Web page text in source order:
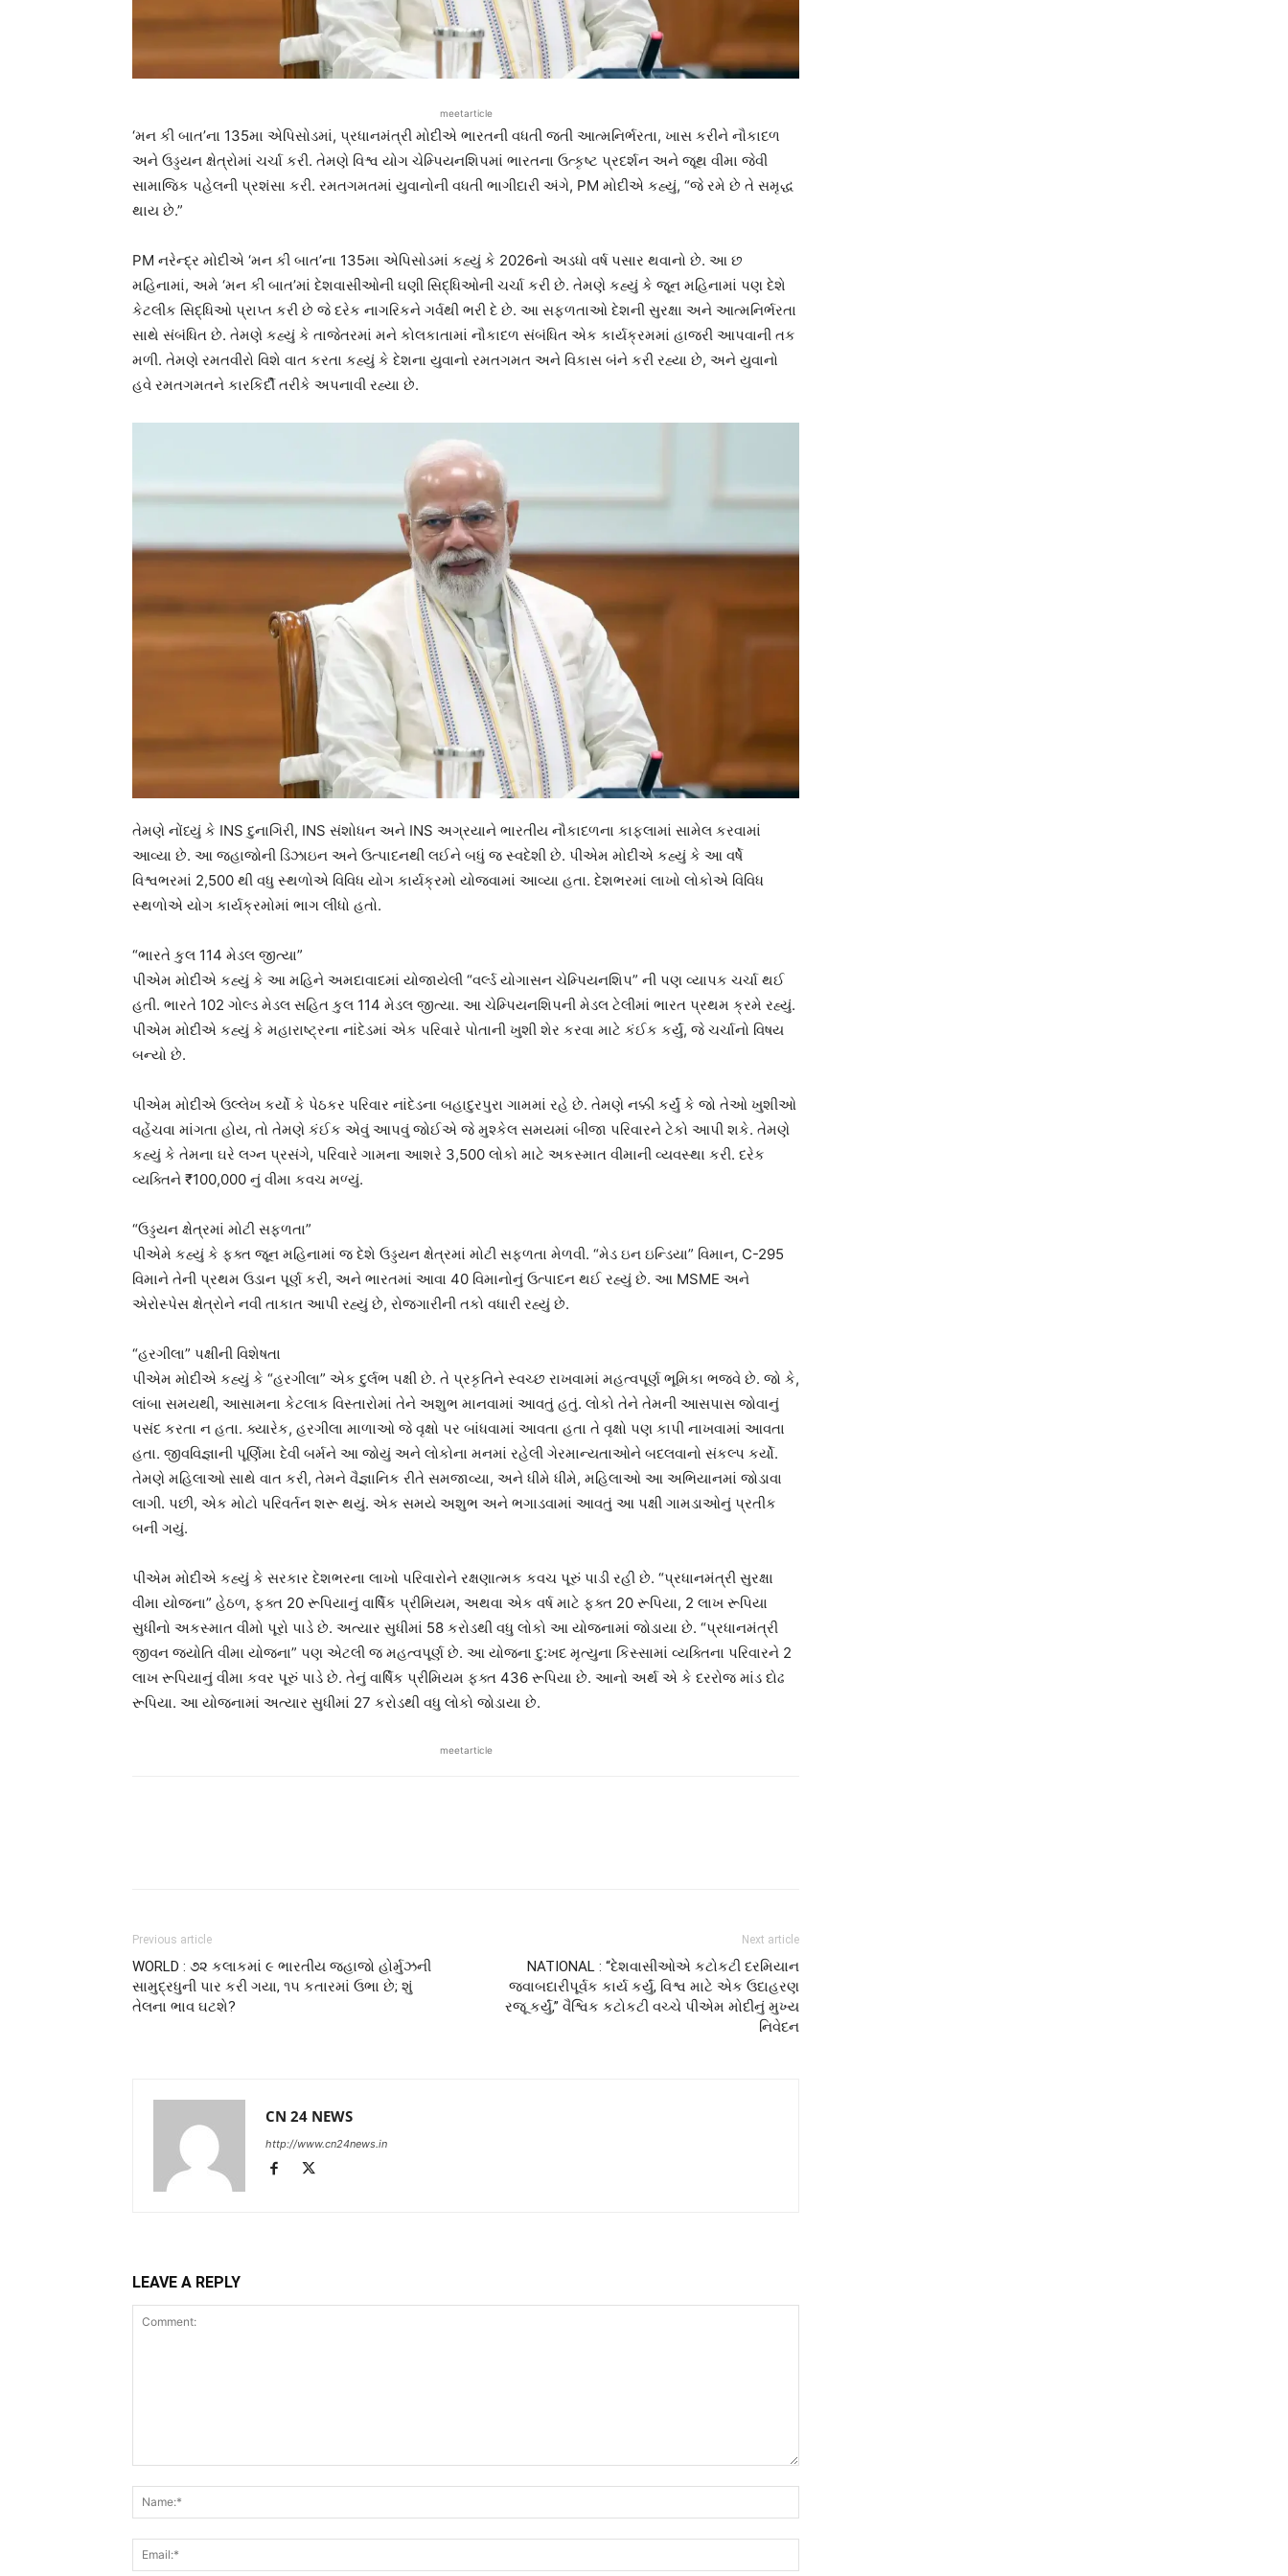
meetarticle
‘મન કી બાત’ના 135મા એપિસોડમાં, પ્રધાનમંત્રી મોદીએ ભારતની વધતી જતી આત્મનિર્ભરતા, ખાસ કરીને નૌકાદળ
અને ઉડ્ડયન ક્ષેત્રોમાં ચર્ચા કરી. તેમણે વિશ્વ યોગ ચેમ્પિયનશિપમાં ભારતના ઉત્કૃષ્ટ પ્રદર્શન અને જૂથ વીમા જેવી
સામાજિક પહેલની પ્રશંસા કરી. રમતગમતમાં યુવાનોની વધતી ભાગીદારી અંગે, PM મોદીએ કહ્યું, “જે રમે છે તે સમૃદ્ધ
થાય છે.”
PM નરેન્દ્ર મોદીએ ‘મન કી બાત’ના 135મા એપિસોડમાં કહ્યું કે 2026નો અડધો વર્ષ પસાર થવાનો છે. આ છ
મહિનામાં, અમે ‘મન કી બાત’માં દેશવાસીઓની ઘણી સિદ્ધિઓની ચર્ચા કરી છે. તેમણે કહ્યું કે જૂન મહિનામાં પણ દેશે
કેટલીક સિદ્ધિઓ પ્રાપ્ત કરી છે જે દરેક નાગરિકને ગર્વથી ભરી દે છે. આ સફળતાઓ દેશની સુરક્ષા અને આત્મનિર્ભરતા
સાથે સંબંધિત છે. તેમણે કહ્યું કે તાજેતરમાં મને કોલકાતામાં નૌકાદળ સંબંધિત એક કાર્યક્રમમાં હાજરી આપવાની તક
મળી. તેમણે રમતવીરો વિશે વાત કરતા કહ્યું કે દેશના યુવાનો રમતગમત અને વિકાસ બંને કરી રહ્યા છે, અને યુવાનો
હવે રમતગમતને કારકિર્દી તરીકે અપનાવી રહ્યા છે.
તેમણે નોંધ્યું કે INS દુનાગિરી, INS સંશોધન અને INS અગ્રયાને ભારતીય નૌકાદળના કાફલામાં સામેલ કરવામાં
આવ્યા છે. આ જહાજોની ડિઝાઇન અને ઉત્પાદનથી લઈને બધું જ સ્વદેશી છે. પીએમ મોદીએ કહ્યું કે આ વર્ષે
વિશ્વભરમાં 2,500 થી વધુ સ્થળોએ વિવિધ યોગ કાર્યક્રમો યોજવામાં આવ્યા હતા. દેશભરમાં લાખો લોકોએ વિવિધ
સ્થળોએ યોગ કાર્યક્રમોમાં ભાગ લીધો હતો.
“ભારતે કુલ 114 મેડલ જીત્યા”
પીએમ મોદીએ કહ્યું કે આ મહિને અમદાવાદમાં યોજાયેલી “વર્લ્ડ યોગાસન ચેમ્પિયનશિપ” ની પણ વ્યાપક ચર્ચા થઈ
હતી. ભારતે 102 ગોલ્ડ મેડલ સહિત કુલ 114 મેડલ જીત્યા. આ ચેમ્પિયનશિપની મેડલ ટેલીમાં ભારત પ્રથમ ક્રમે રહ્યું.
પીએમ મોદીએ કહ્યું કે મહારાષ્ટ્રના નાંદેડમાં એક પરિવારે પોતાની ખુશી શેર કરવા માટે કંઈક કર્યું, જે ચર્ચાનો વિષય
બન્યો છે.
પીએમ મોદીએ ઉલ્લેખ કર્યો કે પેઠકર પરિવાર નાંદેડના બહાદુરપુરા ગામમાં રહે છે. તેમણે નક્કી કર્યું કે જો તેઓ ખુશીઓ
વહેંચવા માંગતા હોય, તો તેમણે કંઈક એવું આપવું જોઈએ જે મુશ્કેલ સમયમાં બીજા પરિવારને ટેકો આપી શકે. તેમણે
કહ્યું કે તેમના ઘરે લગ્ન પ્રસંગે, પરિવારે ગામના આશરે 3,500 લોકો માટે અકસ્માત વીમાની વ્યવસ્થા કરી. દરેક
વ્યક્તિને ₹100,000 નું વીમા કવચ મળ્યું.
“ઉડ્ડયન ક્ષેત્રમાં મોટી સફળતા”
પીએમે કહ્યું કે ફક્ત જૂન મહિનામાં જ દેશે ઉડ્ડયન ક્ષેત્રમાં મોટી સફળતા મેળવી. “મેડ ઇન ઇન્ડિયા” વિમાન, C-295
વિમાને તેની પ્રથમ ઉડાન પૂર્ણ કરી, અને ભારતમાં આવા 40 વિમાનોનું ઉત્પાદન થઈ રહ્યું છે. આ MSME અને
એરોસ્પેસ ક્ષેત્રોને નવી તાકાત આપી રહ્યું છે, રોજગારીની તકો વધારી રહ્યું છે.
“હરગીલા” પક્ષીની વિશેષતા
પીએમ મોદીએ કહ્યું કે “હરગીલા” એક દુર્લભ પક્ષી છે. તે પ્રકૃતિને સ્વચ્છ રાખવામાં મહત્વપૂર્ણ ભૂમિકા ભજવે છે. જો કે,
લાંબા સમયથી, આસામના કેટલાક વિસ્તારોમાં તેને અશુભ માનવામાં આવતું હતું. લોકો તેને તેમની આસપાસ જોવાનું
પસંદ કરતા ન હતા. ક્યારેક, હરગીલા માળાઓ જે વૃક્ષો પર બાંધવામાં આવતા હતા તે વૃક્ષો પણ કાપી નાખવામાં આવતા
હતા. જીવવિજ્ઞાની પૂર્ણિમા દેવી બર્મને આ જોયું અને લોકોના મનમાં રહેલી ગેરમાન્યતાઓને બદલવાનો સંકલ્પ કર્યો.
તેમણે મહિલાઓ સાથે વાત કરી, તેમને વૈજ્ઞાનિક રીતે સમજાવ્યા, અને ધીમે ધીમે, મહિલાઓ આ અભિયાનમાં જોડાવા
લાગી. પછી, એક મોટો પરિવર્તન શરૂ થયું. એક સમયે અશુભ અને ભગાડવામાં આવતું આ પક્ષી ગામડાઓનું પ્રતીક
બની ગયું.
પીએમ મોદીએ કહ્યું કે સરકાર દેશભરના લાખો પરિવારોને રક્ષણાત્મક કવચ પૂરું પાડી રહી છે. “પ્રધાનમંત્રી સુરક્ષા
વીમા યોજના” હેઠળ, ફક્ત 20 રૂપિયાનું વાર્ષિક પ્રીમિયમ, અથવા એક વર્ષ માટે ફક્ત 20 રૂપિયા, 2 લાખ રૂપિયા
સુધીનો અકસ્માત વીમો પૂરો પાડે છે. અત્યાર સુધીમાં 58 કરોડથી વધુ લોકો આ યોજનામાં જોડાયા છે. “પ્રધાનમંત્રી
જીવન જ્યોતિ વીમા યોજના” પણ એટલી જ મહત્વપૂર્ણ છે. આ યોજના દુ:ખદ મૃત્યુના કિસ્સામાં વ્યક્તિના પરિવારને 2
લાખ રૂપિયાનું વીમા કવર પૂરું પાડે છે. તેનું વાર્ષિક પ્રીમિયમ ફક્ત 436 રૂપિયા છે. આનો અર્થ એ કે દરરોજ માંડ દોઢ
રૂપિયા. આ યોજનામાં અત્યાર સુધીમાં 27 કરોડથી વધુ લોકો જોડાયા છે.
meetarticle
Previous article
WORLD : ૭૨ કલાકમાં ૯ ભારતીય જહાજો હોર્મુઝની
સામુદ્રધુની પાર કરી ગયા, ૧૫ કતારમાં ઉભા છે; શું
તેલના ભાવ ઘટશે?
Next article
NATIONAL : “દેશવાસીઓએ કટોકટી દરમિયાન
જવાબદારીપૂર્વક કાર્ય કર્યું, વિશ્વ માટે એક ઉદાહરણ
રજૂ કર્યું,” વૈશ્વિક કટોકટી વચ્ચે પીએમ મોદીનું મુખ્ય
નિવેદન
CN 24 NEWS
http://www.cn24news.in
LEAVE A REPLY